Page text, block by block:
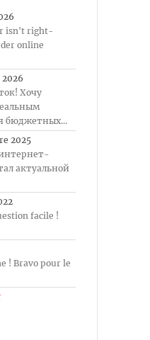
isn't right-
online
Хочу
бюджетных...
2025
актуальной
facile !
! Bravo pour le